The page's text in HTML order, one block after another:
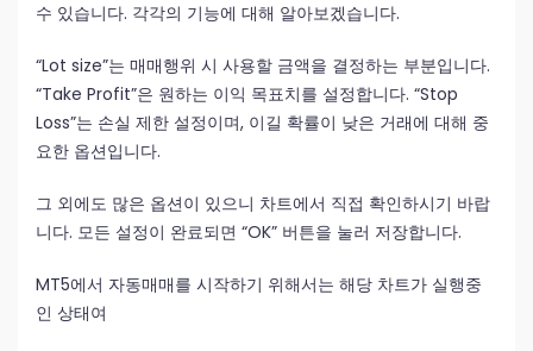
수 있습니다. 각각의 기능에 대해 알아보겠습니다.
“Lot size”는 매매행위 시 사용할 금액을 결정하는 부분입니다.
“Take Profit”은 원하는 이익 목표치를 설정합니다. “Stop
Loss”는 손실 제한 설정이며, 이길 확률이 낮은 거래에 대해 중
요한 옵션입니다.
그 외에도 많은 옵션이 있으니 차트에서 직접 확인하시기 바랍
니다. 모든 설정이 완료되면 “OK” 버튼을 눌러 저장합니다.
MT5에서 자동매매를 시작하기 위해서는 해당 차트가 실행중
인 상태여